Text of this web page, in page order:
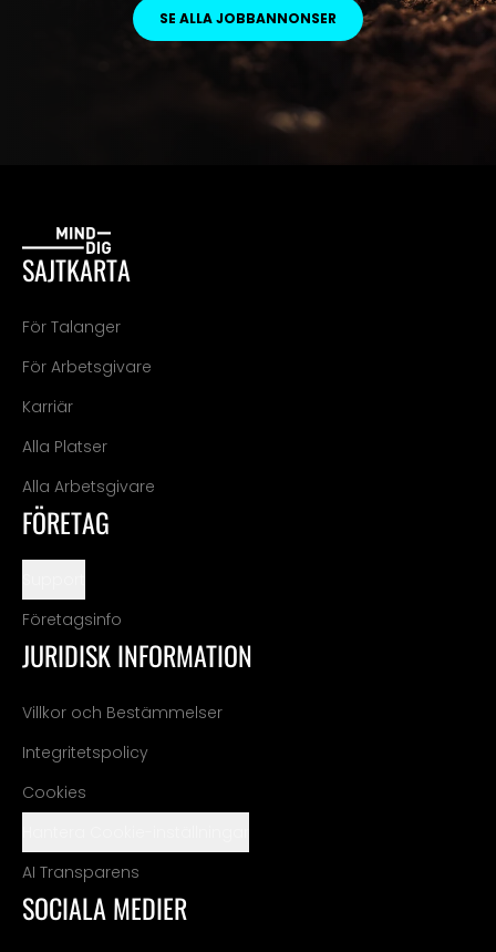
SE ALLA JOBBANNONSER
SAJTKARTA
För Talanger
För Arbetsgivare
Karriär
Alla Platser
Alla Arbetsgivare
FÖRETAG
Företagsinfo
JURIDISK INFORMATION
Villkor och Bestämmelser
Integritetspolicy
Cookies
AI Transparens
SOCIALA MEDIER